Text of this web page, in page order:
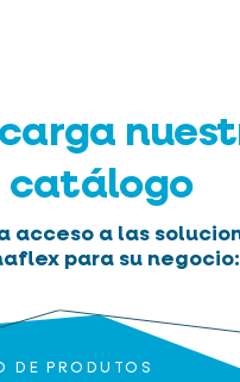
catálogo
acceso a las
para su negocio:
DE PRODUTOS